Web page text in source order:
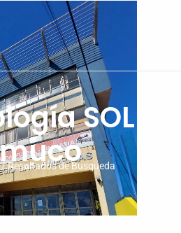
SOLE
Resultados de Busqueda